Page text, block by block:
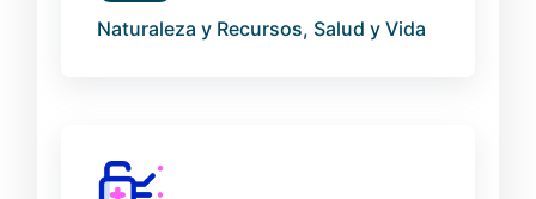
Naturaleza y Recursos, Salud y Vida